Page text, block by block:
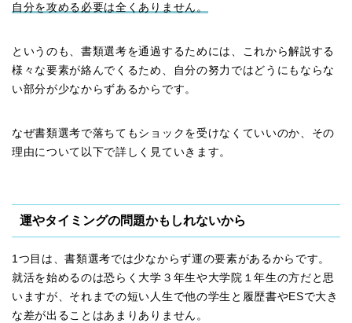
自分を攻める必要は全くありません。
というのも、書類選考を通過するためには、これから解説する
様々な要素が絡んでくるため、自分の努力ではどうにもならな
い部分が少なからずあるからです。
なぜ書類選考で落ちてもショックを受けなくていいのか、その
理由について以下で詳しく見ていきます。
運やタイミングの問題かもしれないから
1つ目は、書類選考では少なからず運の要素があるからです。
就活を始めるのは恐らく大学３年生や大学院１年生の方だと思
いますが、それまでの短い人生で他の学生と履歴書やESで大き
な差が出ることはあまりありません。